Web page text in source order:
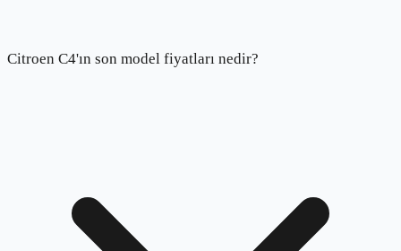
Citroen C4'ın son model fiyatları nedir?